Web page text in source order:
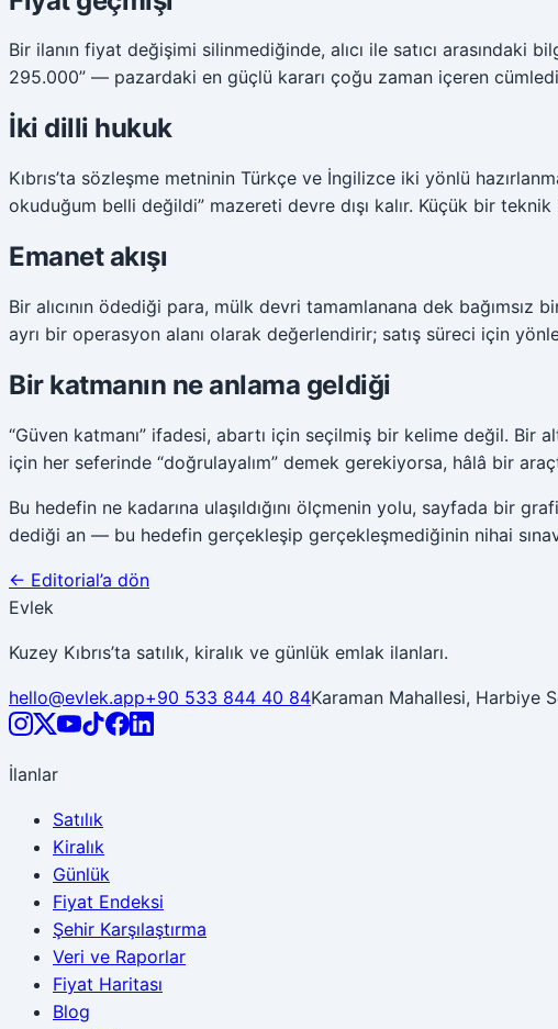
Bir ilanın fiyat değişimi silinmediğinde, alıcı ile satıcı
295.000” — pazardaki en güçlü kararı çoğu zaman içeren
İki dilli hukuk
Kıbrıs’ta sözleşme metninin Türkçe ve İngilizce iki yönlü
okuduğum belli değildi” mazereti devre dışı kalır. Küçük bir
Emanet akışı
Bir alıcının ödediği para, mülk devri tamamlanana dek
ayrı bir operasyon alanı olarak değerlendirir; satış süreci için
Bir katmanın ne anlama geldiği
“Güven katmanı” ifadesi, abartı için seçilmiş bir kelime değil. Bir
için her seferinde “doğrulayalım” demek gerekiyorsa, hâlâ bir
Bu hedefin ne kadarına ulaşıldığını ölçmenin yolu, sayfada bir
dediği an — bu hedefin gerçekleşip gerçekleşmediğinin nihai
← Editorial’a dön
Evlek
Kuzey Kıbrıs’ta satılık, kiralık ve günlük emlak ilanları.
hello@evlek.app+90 533 844 40 84Karaman Mahallesi, Harbiye
İlanlar
Satılık
Kiralık
Günlük
Fiyat Endeksi
Şehir Karşılaştırma
Veri ve Raporlar
Fiyat Haritası
Blog